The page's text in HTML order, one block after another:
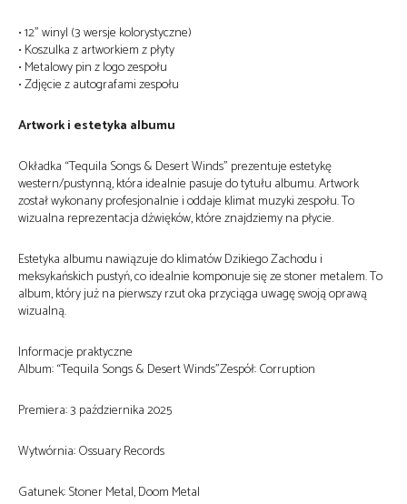
• 12” winyl (3 wersje kolorystyczne)
• Koszulka z artworkiem z płyty
• Metalowy pin z logo zespołu
• Zdjęcie z autografami zespołu
Artwork i estetyka albumu
Okładka “Tequila Songs & Desert Winds” prezentuje estetykę
western/pustynną, która idealnie pasuje do tytułu albumu. Artwork
został wykonany profesjonalnie i oddaje klimat muzyki zespołu. To
wizualna reprezentacja dźwięków, które znajdziemy na płycie.
Estetyka albumu nawiązuje do klimatów Dzikiego Zachodu i
meksykańskich pustyń, co idealnie komponuje się ze stoner metalem. To
album, który już na pierwszy rzut oka przyciąga uwagę swoją oprawą
wizualną.
Informacje praktyczne
Album: “Tequila Songs & Desert Winds”Zespół: Corruption
Premiera: 3 października 2025
Wytwórnia: Ossuary Records
Gatunek: Stoner Metal, Doom Metal